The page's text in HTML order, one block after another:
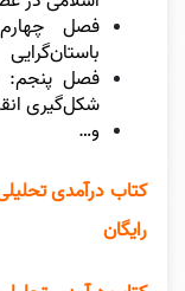
فصل
باستان‌گرایی
فصل پنجم:
شکل‌گیری
و…
رایگان